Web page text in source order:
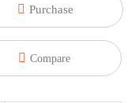
 Purchase
 Compare